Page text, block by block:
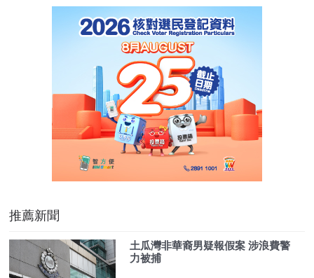
推薦新聞
土瓜灣非華裔男疑報假案 涉浪費警
力被捕